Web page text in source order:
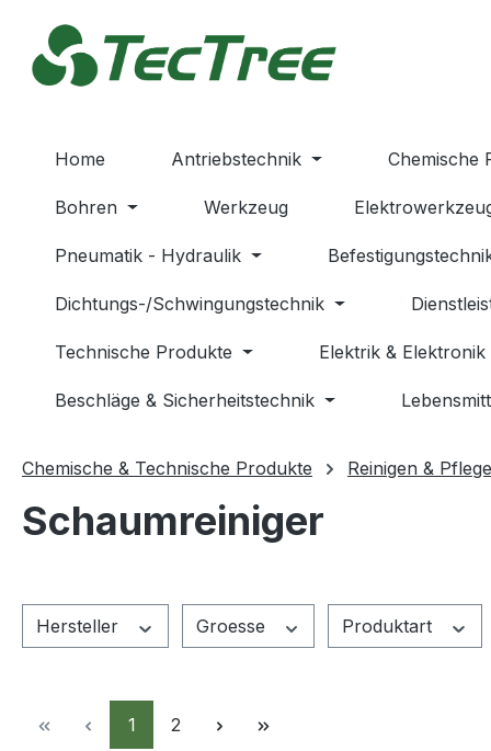
Hauptinhalt springen
Zur Suche springen
Zur Hauptnavigation springen
Home Antriebstechnik Chemische
Bohren Werkzeug
Pneumatik - Hydraulik
Dichtungs-/Schwingungstechnik
Technische Produkte Elektrik & Elektronik
Beschläge & Sicherheitstechnik
Chemische & Technische Produkte Reinigen &
Schaumreiniger
Hersteller Groesse Produktart
Seite
1 Seite
2